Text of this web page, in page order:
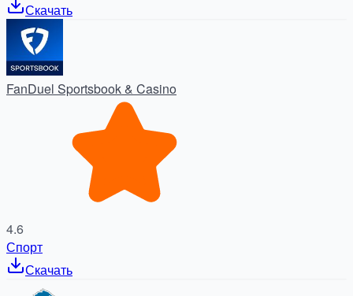
Скачать
FanDuel Sportsbook & Casino
4.6
Спорт
Скачать